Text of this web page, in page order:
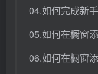
04.如何完成新
05.如何在橱窗
06.如何在橱窗